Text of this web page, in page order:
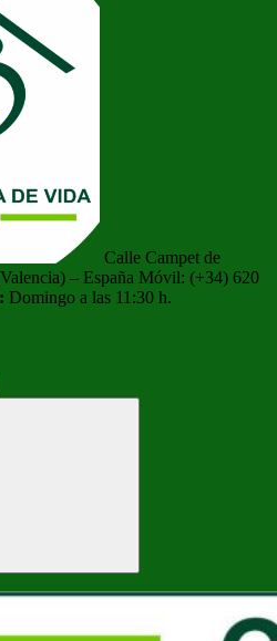
Calle Campet de
– España Móvil: (+34) 620
Domingo a las 11:30 h.